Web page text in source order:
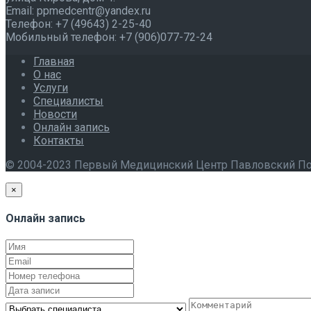
Email: ppmedcentr@yandex.ru
Телефон: +7 (49643) 2-25-40
Мобильный телефон: +7 (906)077-72-24
Главная
О нас
Услуги
Специалисты
Новости
Онлайн запись
Контакты
© 2004-2023 Первый Медицинский Центр Павловский
×
Онлайн запись